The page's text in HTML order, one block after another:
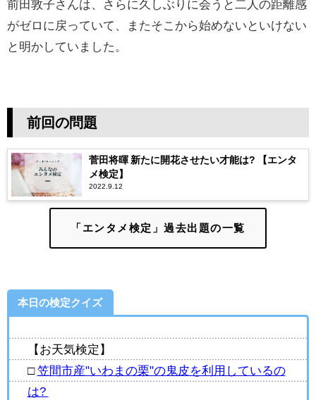
前田敦子さんは、さらに久しぶりに会うと二人の距離感
がゼロに戻っていて、またそこから始めないといけない
と明かしていました。
前回の問題
菅田将暉 新たに開花させたい才能は? 【エンタ
メ検定】
2022.9.12
「エンタメ検定」過去出題の一覧
本日の検定クイズ
【お天気検定】
□笠間市産"いわまの栗"の鬼皮を利用しているの
は?